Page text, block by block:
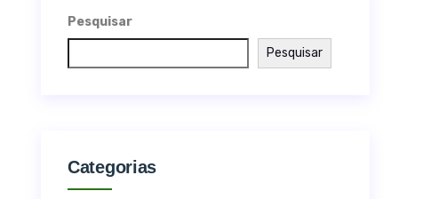
Pesquisar
Pesquisar
Categorias